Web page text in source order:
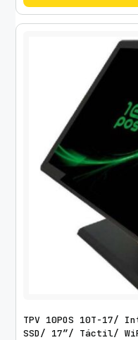
TPV 10POS 10T-17/
SSD/ 17″/ Táctil/